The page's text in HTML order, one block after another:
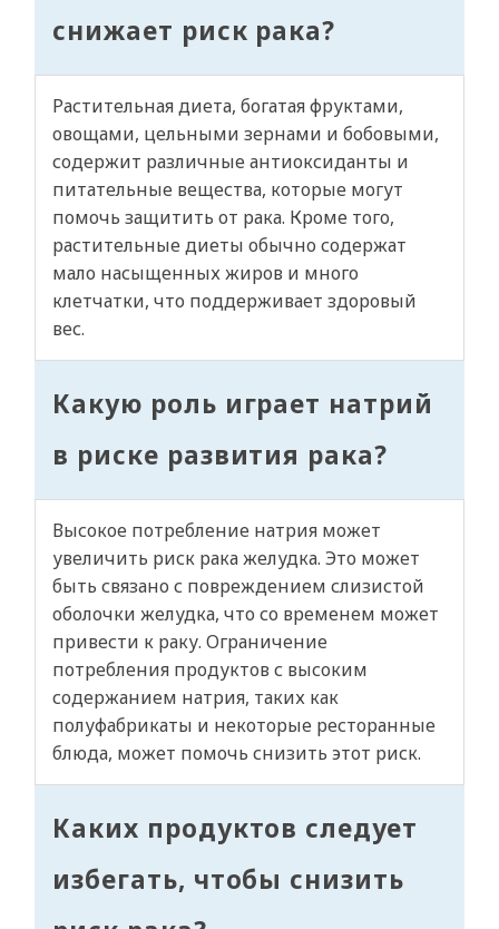
снижает риск рака?
Растительная диета, богатая фруктами,
овощами, цельными зернами и бобовыми,
содержит различные антиоксиданты и
питательные вещества, которые могут
помочь защитить от рака. Кроме того,
растительные диеты обычно содержат
мало насыщенных жиров и много
клетчатки, что поддерживает здоровый
вес.
Какую роль играет натрий
в риске развития рака?
Высокое потребление натрия может
увеличить риск рака желудка. Это может
быть связано с повреждением слизистой
оболочки желудка, что со временем может
привести к раку. Ограничение
потребления продуктов с высоким
содержанием натрия, таких как
полуфабрикаты и некоторые ресторанные
блюда, может помочь снизить этот риск.
Каких продуктов следует
избегать, чтобы снизить